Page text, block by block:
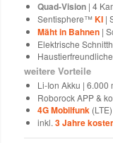
Quad-Vision| 4
Sentisphere™KI|
Mäht in Bahnen|
Elektrische
weitere Vorteile
Li-Ion Akku | 6.000
Roborock APP &
4G Mobilfunk
inkl. 3 Jahre